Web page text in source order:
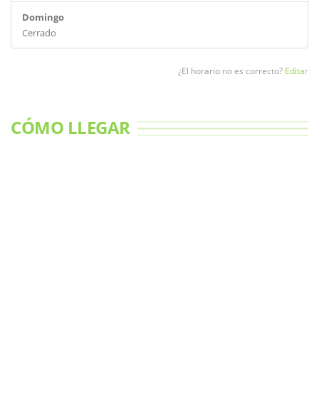
Domingo
Cerrado
¿El horario no es correcto? Editar
CÓMO LLEGAR